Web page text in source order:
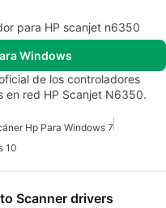
para HP scanjet n6350
Windows
de los controladores
en red HP Scanjet N6350.
Hp Para Windows 7
10
Scanner drivers